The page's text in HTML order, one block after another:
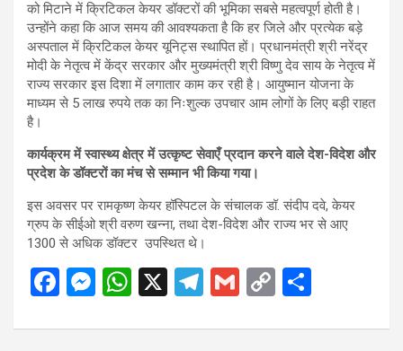
को मिटाने में क्रिटिकल केयर डॉक्टरों की भूमिका सबसे महत्वपूर्ण होती है।
उन्होंने कहा कि आज समय की आवश्यकता है कि हर जिले और प्रत्येक बड़े
अस्पताल में क्रिटिकल केयर यूनिट्स स्थापित हों। प्रधानमंत्री श्री नरेंद्र
मोदी के नेतृत्व में केंद्र सरकार और मुख्यमंत्री श्री विष्णु देव साय के नेतृत्व में
राज्य सरकार इस दिशा में लगातार काम कर रही है। आयुष्मान योजना के
माध्यम से 5 लाख रुपये तक का निःशुल्क उपचार आम लोगों के लिए बड़ी राहत
है।
कार्यक्रम में स्वास्थ्य क्षेत्र में उत्कृष्ट सेवाएँ प्रदान करने वाले देश-विदेश और
प्रदेश के डॉक्टरों का मंच से सम्मान भी किया गया।
इस अवसर पर रामकृष्ण केयर हॉस्पिटल के संचालक डॉ. संदीप दवे, केयर
ग्रुप के सीईओ श्री वरुण खन्ना, तथा देश-विदेश और राज्य भर से आए
1300 से अधिक डॉक्टर उपस्थित थे।
F
ce
M
se
W
at
X
T
e
G
ail
C
py ar